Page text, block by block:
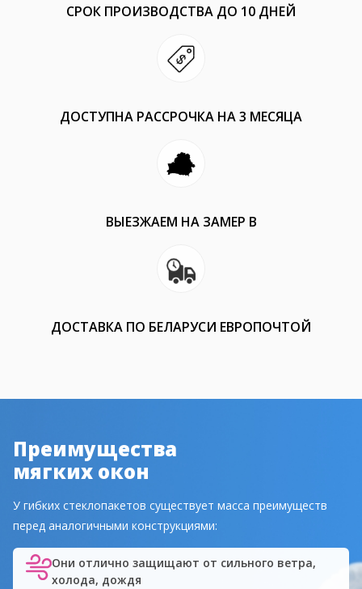
СРОК ПРОИЗВОДСТВА ДО 10 ДНЕЙ
ДОСТУПНА РАССРОЧКА НА 3 МЕСЯЦА
ВЫЕЗЖАЕМ НА ЗАМЕР В
ДОСТАВКА ПО БЕЛАРУСИ ЕВРОПОЧТОЙ
Преимущества
мягких окон
У гибких стеклопакетов существует масса преимуществ
перед аналогичными конструкциями:
Они отлично защищают от сильного ветра,
холода, дождя